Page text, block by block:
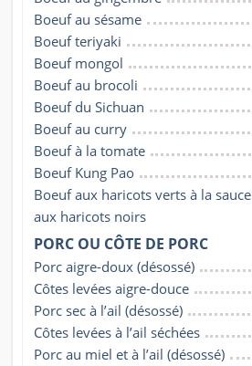
Boeuf au sésame
Boeuf teriyaki
Boeuf mongol
Boeuf au brocoli
Boeuf du Sichuan
Boeuf au curry
Boeuf à la tomate
Boeuf Kung Pao
Boeuf aux haricots verts à la sauce
aux haricots noirs
PORC OU CÔTE DE PORC
Porc aigre-doux (désossé)
Côtes levées aigre-douce
Porc sec à l’ail (désossé)
Côtes levées à l’ail séchées
Porc au miel et à l’ail (désossé)